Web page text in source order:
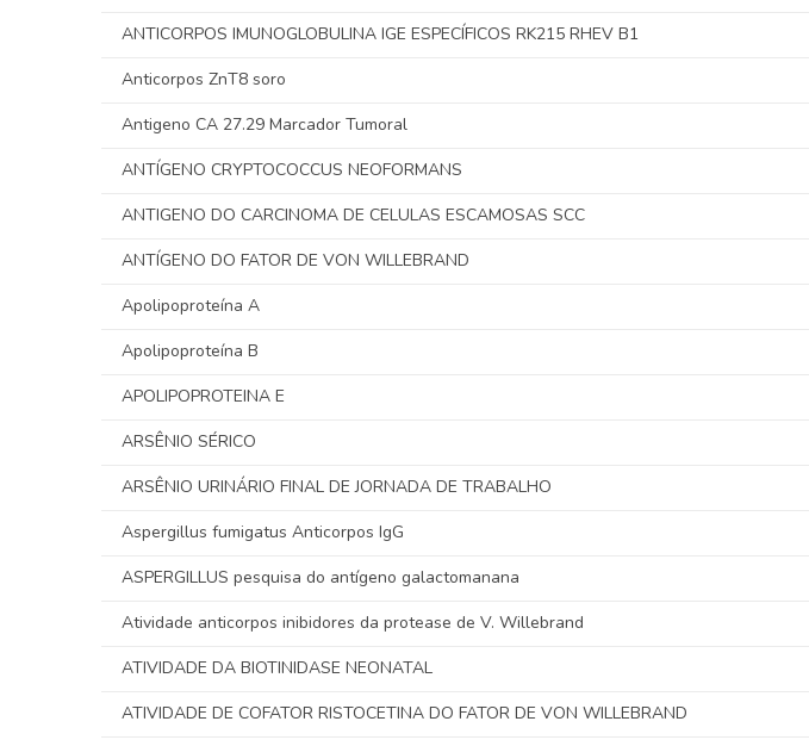
ANTICORPOS IMUNOGLOBULINA IGE ESPECÍFICOS RK215 RHEV B1
Anticorpos ZnT8 soro
Antigeno CA 27.29 Marcador Tumoral
ANTÍGENO CRYPTOCOCCUS NEOFORMANS
ANTIGENO DO CARCINOMA DE CELULAS ESCAMOSAS SCC
ANTÍGENO DO FATOR DE VON WILLEBRAND
Apolipoproteína A
Apolipoproteína B
APOLIPOPROTEINA E
ARSÊNIO SÉRICO
ARSÊNIO URINÁRIO FINAL DE JORNADA DE TRABALHO
Aspergillus fumigatus Anticorpos IgG
ASPERGILLUS pesquisa do antígeno galactomanana
Atividade anticorpos inibidores da protease de V. Willebrand
ATIVIDADE DA BIOTINIDASE NEONATAL
ATIVIDADE DE COFATOR RISTOCETINA DO FATOR DE VON WILLEBRAND